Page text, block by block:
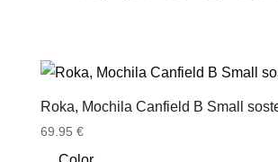
Roka, Mochila Canfield B Small
69.95 €